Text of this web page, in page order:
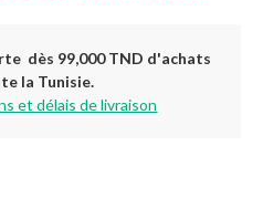
dès 99,000 TND d'achats
la Tunisie.
et délais de livraison